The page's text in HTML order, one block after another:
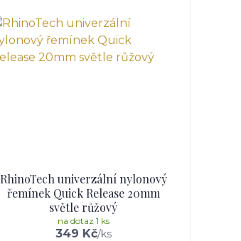
RhinoTech univerzální nylonový
řemínek Quick Release 20mm
světle růžový
349 Kč/ks
na dotaz 1 ks